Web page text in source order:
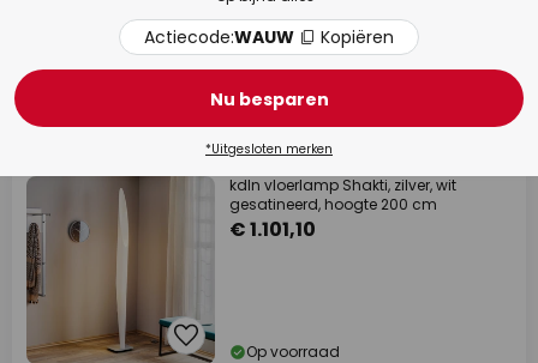
Op voorraad
kdln vloerlamp Shakti, zilver, wit
gesatineerd, hoogte 200 cm
€ 1.101,10
Op voorraad
Actiecode:WAUW Kopiëren
Nu besparen
*Uitgesloten merken